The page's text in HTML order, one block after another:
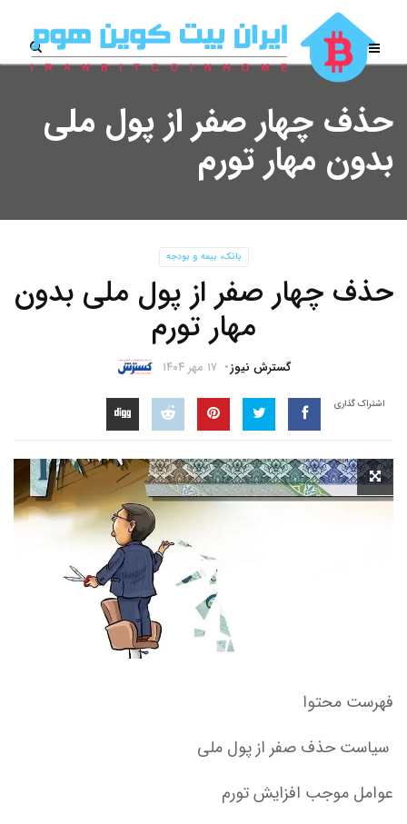
حذف چهار صفر از پول ملی
بدون مهار تورم
بانک، بیمه و بودجه
حذف چهار صفر از پول ملی بدون
مهار تورم
گسترش نیوز ۱۷ مهر ۱۴۰۴
اشتراک گذاری
فهرست محتوا
سیاست حذف صفر از پول ملی
عوامل موجب افزایش تورم